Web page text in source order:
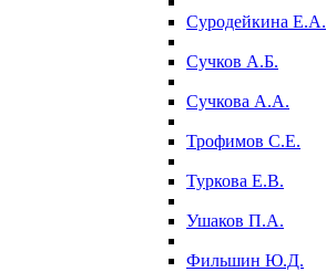
Суродейкина Е.А.
Сучков А.Б.
Сучкова А.А.
Трофимов С.Е.
Туркова Е.В.
Ушаков П.А.
Фильшин Ю.Д.